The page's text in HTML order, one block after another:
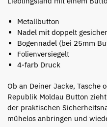
Metallbutton
Nadel mit doppelt
Bogennadel (bei 25mm
Folienversiegelt
4-farb Druck
Ob an Deiner Jacke, Tasche
Republik Moldau Button
der praktischen
mühelos anbringen und